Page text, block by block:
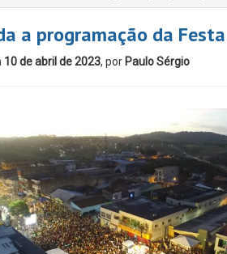
a programação da
10 de abril de 2023, por Paulo Sérgio